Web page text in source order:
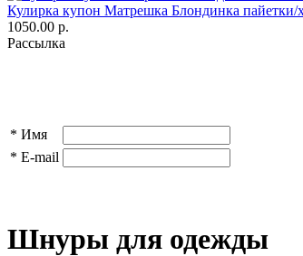
Кулирка купон Матрешка Блондинка пайетки/
1050.00 р.
Рассылка
* Имя
* E-mail
Шнуры для одежды